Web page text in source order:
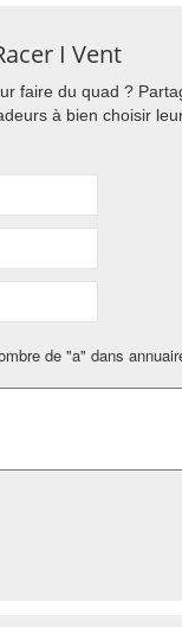
I Vent
faire du quad ?
à bien choisir
de "a" dans